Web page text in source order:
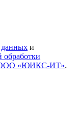
данных и
обработки
«ЮИКС-ИТ».